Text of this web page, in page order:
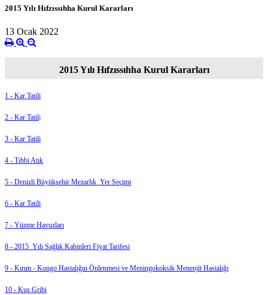
2015 Yılı Hıfzıssıhha Kurul Kararları
13 Ocak 2022
2015 Yılı Hıfzıssıhha Kurul Kararları
1 - Kar Tatili
2 - Kar Tatili
3 - Kar Tatili
4 - Tıbbi Atık
5 - Denizli Büyükşehir Mezarlık Yer Seçimi
6 - Kar Tatili
7 - Yüzme Havuzları
8 - 2015 Yılı Sağlık Kabinleri Fiyat Tarifesi
9 - Kırım - Kongo Hastalığın Önlenmesi ve Meningokoksik Menenjit Hastalığı
10 - Kuş Gribi